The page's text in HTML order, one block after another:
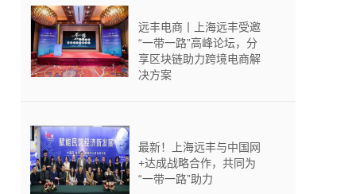
远丰电商丨上海远丰受邀
“一带一路”高峰论坛，分
享区块链助力跨境电商解
决方案
最新！上海远丰与中国网
+达成战略合作，共同为
“一带一路”助力